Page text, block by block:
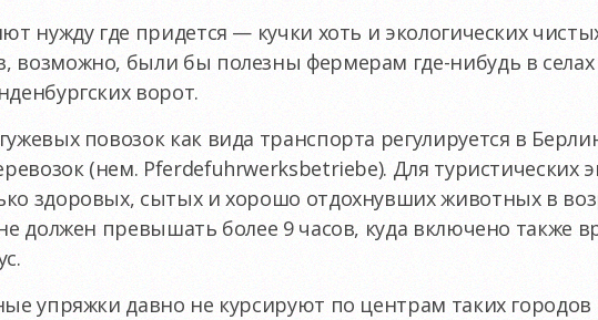
нужду где придется — кучки хоть и экологических
возможно, были бы полезны фермерам где-нибудь в селах
ворот.
повозок как вида транспорта регулируется в
(нем. Pferdefuhrwerksbetriebe). Для туристических
здоровых, сытых и хорошо отдохнувших животных в
должен превышать более 9 часов, куда включено также
упряжки давно не курсируют по центрам таких